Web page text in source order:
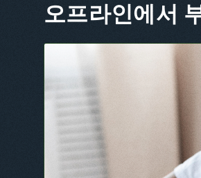
오프라인에서